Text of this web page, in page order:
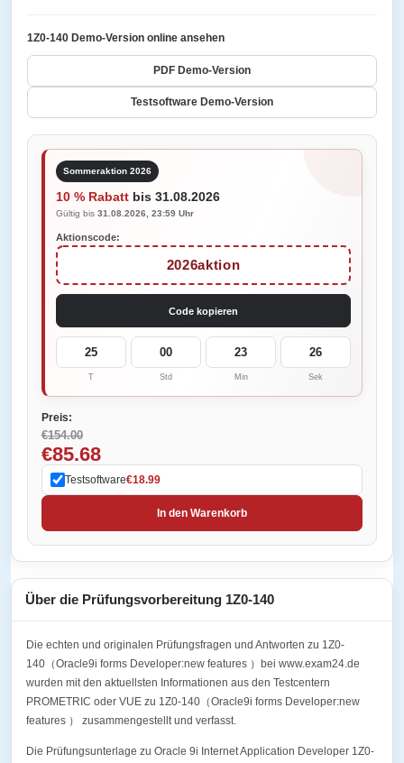
1Z0-140 Demo-Version online ansehen
PDF Demo-Version
Testsoftware Demo-Version
Sommeraktion 2026
10 % Rabatt bis 31.08.2026
Gültig bis 31.08.2026, 23:59 Uhr
Aktionscode:
2026aktion
Code kopieren
25
T
00
Std
23
Min
25
Sek
Preis:
€154.00
€85.68
Testsoftware€18.99
In den Warenkorb
Über die Prüfungsvorbereitung 1Z0-140
Die echten und originalen Prüfungsfragen und Antworten zu 1Z0-
140（Oracle9i forms Developer:new features ）bei www.exam24.de
wurden mit den aktuellsten Informationen aus den Testcentern
PROMETRIC oder VUE zu 1Z0-140（Oracle9i forms Developer:new
features ） zusammengestellt und verfasst.
Die Prüfungsunterlage zu Oracle 9i Internet Application Developer 1Z0-